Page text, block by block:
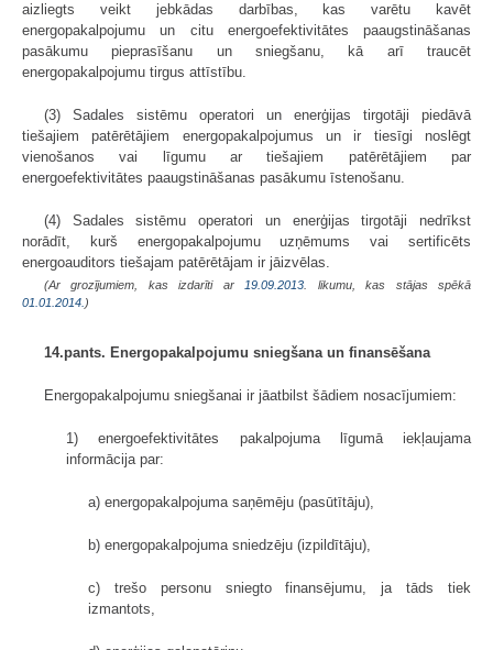
aizliegts veikt jebkādas darbības, kas varētu kavēt
energopakalpojumu un citu energoefektivitātes paaugstināšanas
pasākumu pieprasīšanu un sniegšanu, kā arī traucēt
energopakalpojumu tirgus attīstību.
(3) Sadales sistēmu operatori un enerģijas tirgotāji piedāvā
tiešajiem patērētājiem energopakalpojumus un ir tiesīgi noslēgt
vienošanos vai līgumu ar tiešajiem patērētājiem par
energoefektivitātes paaugstināšanas pasākumu īstenošanu.
(4) Sadales sistēmu operatori un enerģijas tirgotāji nedrīkst
norādīt, kurš energopakalpojumu uzņēmums vai sertificēts
energoauditors tiešajam patērētājam ir jāizvēlas.
(Ar grozījumiem, kas izdarīti ar 19.09.2013 . likumu, kas stājas spēkā
01.01.2014. )
14.pants. Energopakalpojumu sniegšana un finansēšana
Energopakalpojumu sniegšanai ir jāatbilst šādiem nosacījumiem:
1) energoefektivitātes pakalpojuma līgumā iekļaujama
informācija par:
a) energopakalpojuma saņēmēju (pasūtītāju),
b) energopakalpojuma sniedzēju (izpildītāju),
c) trešo personu sniegto finansējumu, ja tāds tiek
izmantots,